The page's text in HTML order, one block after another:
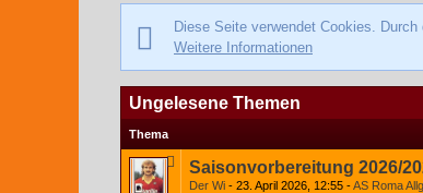
Diese Seite verwendet Cookies.
Weitere Informationen
Ungelesene Themen
Thema
Saisonvorbereitung 2026/
Der Wi 23. April 2026, 12:55 AS Roma